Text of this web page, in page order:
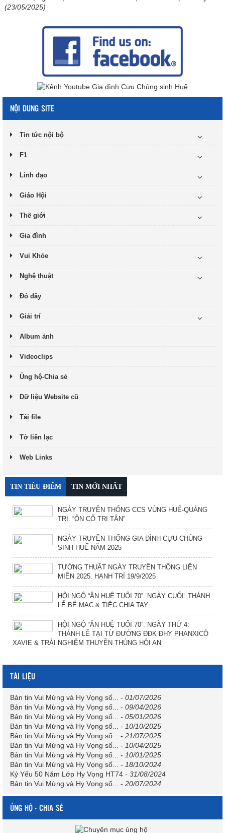
(23/05/2025)
NỘI DUNG SITE
Tin tức nội bộ
F1
Linh đạo
Giáo Hội
Thế giới
Gia đình
Vui Khỏe
Nghệ thuật
Đó đây
Giải trí
Album ảnh
Videoclips
Ủng hộ-Chia sẻ
Dữ liệu Website cũ
Tải file
Tờ liên lạc
Web Links
TIN TIÊU ĐIỂM TIN MỚI NHẤT
NGÀY TRUYỀN THỐNG CCS VÙNG HUẾ-QUẢNG
TRỊ. “ÔN CỐ TRI TÂN”
NGÀY TRUYỀN THỐNG GIA ĐÌNH CỰU CHỦNG
SINH HUẾ NĂM 2025
TƯỜNG THUẬT NGÀY TRUYỀN THỐNG LIÊN
MIỀN 2025. HẠNH TRÍ 19/9/2025
HỘI NGỘ “ÂN HUỆ TUỔI 70”. NGÀY CUỐI: THÁNH
LỄ BẾ MẠC & TIỆC CHIA TAY
HỘI NGỘ “ÂN HUỆ TUỔI 70”. NGÀY THỨ 4:
THÁNH LỄ TẠI TỪ ĐƯỜNG ĐĐK ĐHY PHANXICÔ
XAVIE & TRẢI NGHIỆM THUYỀN THÚNG HỘI AN
TÀI LIỆU
Bản tin Vui Mừng và Hy Vọng số... - 01/07/2026
Bản tin Vui Mừng và Hy Vọng số...
- 09/04/2026
Bản tin Vui Mừng và Hy Vọng số...
- 05/01/2026
Bản tin Vui Mừng và Hy Vọng số...
- 10/10/2025
Bản tin Vui Mừng và Hy Vọng số...
- 21/07/2025
Bản tin Vui Mừng và Hy Vọng số...
- 10/04/2025
Bản tin Vui Mừng và Hy Vọng số...
- 10/01/2025
Bản tin Vui Mừng và Hy Vọng số...
- 18/10/2024
Kỷ Yếu 50 Năm Lớp Hy Vọng HT74 - 31/08/2024
Bản tin Vui Mừng và Hy Vọng số...
- 20/07/2024
ỦNG HỘ - CHIA SẺ